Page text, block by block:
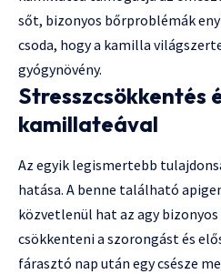
sőt, bizonyos bőrproblémák
csoda, hogy a kamilla
gyógynövény.
Stresszcsökkentés
kamillateával
Az egyik legismertebb
hatása. A benne található
közvetlenül hat az agy
csökkenteni a szorongást és
fárasztó nap után egy csésze